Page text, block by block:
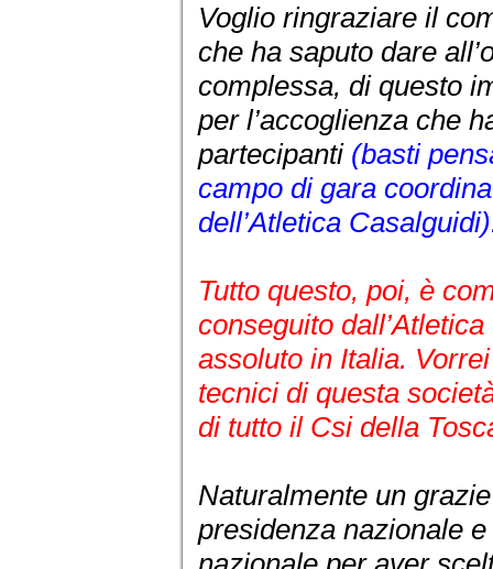
Voglio ringraziare il
che ha saputo dare
complessa, di questo
per l’accoglienza che
partecipanti (basti
campo di gara
dell’Atletica
Tutto questo, poi, è
conseguito
assoluto in Italia.
tecnici di questa
di tutto il Csi della
Naturalmente un
presidenza nazionale